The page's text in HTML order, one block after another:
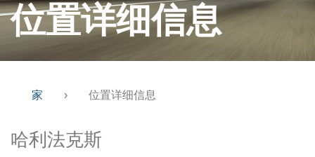
位置详细信息
家 › 位置详细信息
哈利法克斯